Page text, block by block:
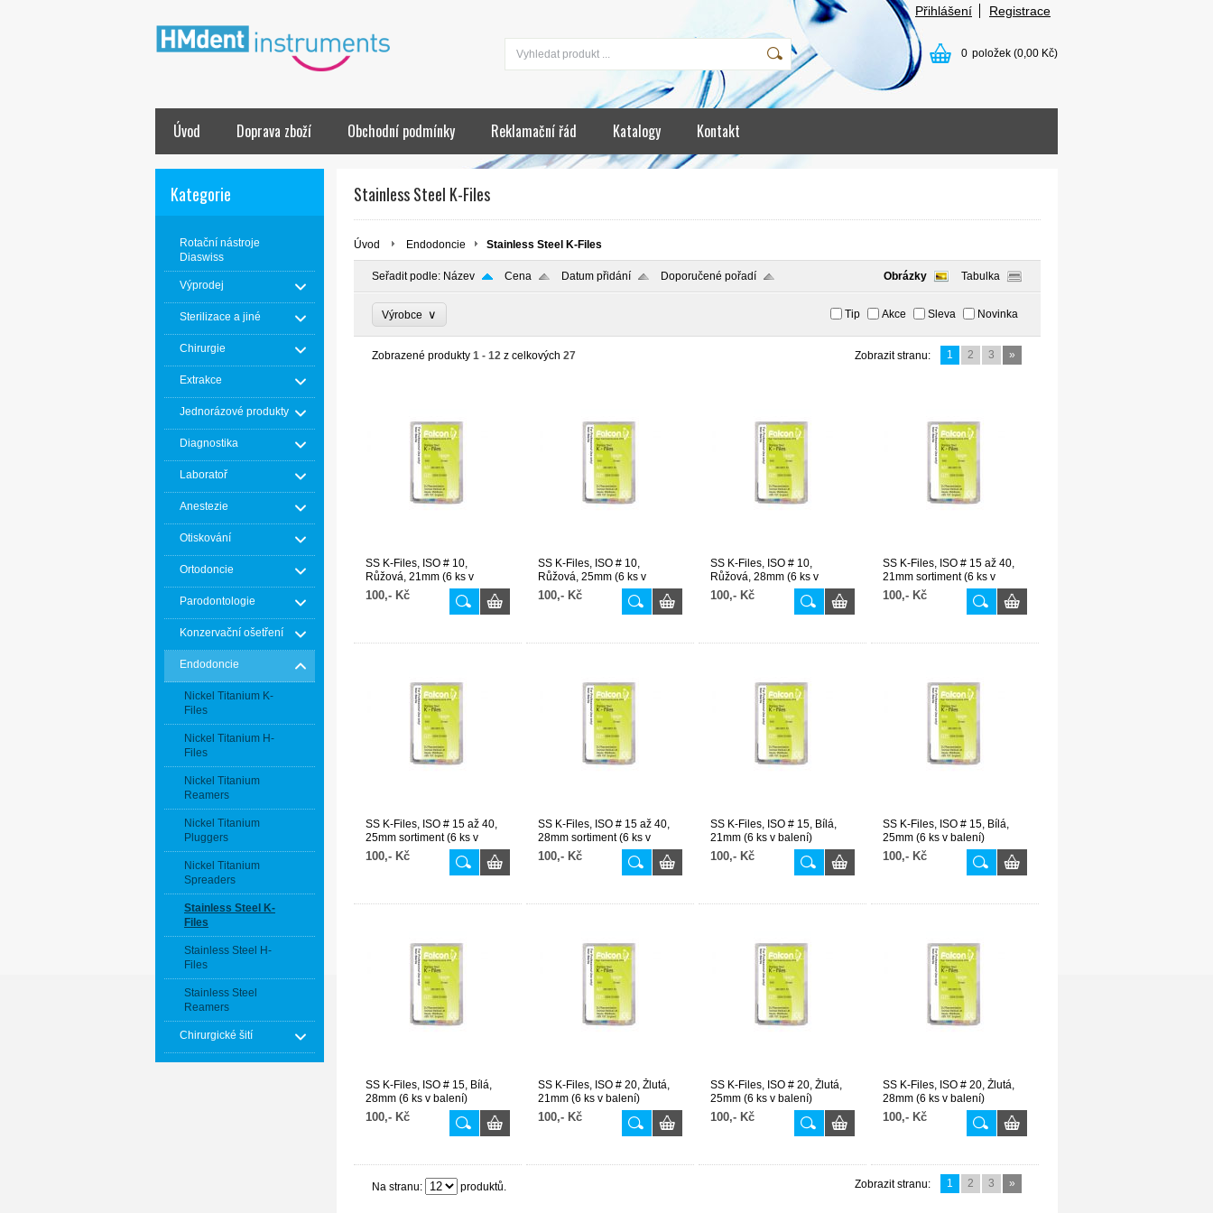
Přihlášení Registrace
0 položek (0,00 Kč)
Úvod Doprava zboží Obchodní podmínky Reklamační řád Katalogy Kontakt
Kategorie
Rotační nástroje
Diaswiss
Výprodej
Sterilizace a jiné
Chirurgie
Extrakce
Jednorázové produkty
Diagnostika
Laboratoř
Anestezie
Otiskování
Ortodoncie
Parodontologie
Konzervační ošetření
Endodoncie
Nickel Titanium K-
Files
Nickel Titanium H-
Files
Nickel Titanium
Reamers
Nickel Titanium
Pluggers
Nickel Titanium
Spreaders
Stainless Steel K-
Files
Stainless Steel H-
Files
Stainless Steel
Reamers
Chirurgické šití
Stainless Steel K-Files
Úvod Endodoncie Stainless Steel K-Files
Seřadit podle: Název Cena Datum přidání Doporučené pořadí Obrázky Tabulka
Výrobce ∨ Tip Akce Sleva Novinka
Zobrazené produkty 1 - 12 z celkových 27 Zobrazit stranu: 1 2 3 »
SS K-Files, ISO # 10,
Růžová, 21mm (6 ks v
balení)
100,- Kč
SS K-Files, ISO # 10,
Růžová, 25mm (6 ks v
balení)
100,- Kč
SS K-Files, ISO # 10,
Růžová, 28mm (6 ks v
balení)
100,- Kč
SS K-Files, ISO # 15 až 40,
21mm sortiment (6 ks v
balení)
100,- Kč
SS K-Files, ISO # 15 až 40,
25mm sortiment (6 ks v
balení)
100,- Kč
SS K-Files, ISO # 15 až 40,
28mm sortiment (6 ks v
balení)
100,- Kč
SS K-Files, ISO # 15, Bílá,
21mm (6 ks v balení)
100,- Kč
SS K-Files, ISO # 15, Bílá,
25mm (6 ks v balení)
100,- Kč
SS K-Files, ISO # 15, Bílá,
28mm (6 ks v balení)
100,- Kč
SS K-Files, ISO # 20, Žlutá,
21mm (6 ks v balení)
100,- Kč
SS K-Files, ISO # 20, Žlutá,
25mm (6 ks v balení)
100,- Kč
SS K-Files, ISO # 20, Žlutá,
28mm (6 ks v balení)
100,- Kč
Na stranu: produktů. Zobrazit stranu: 1 2 3 »